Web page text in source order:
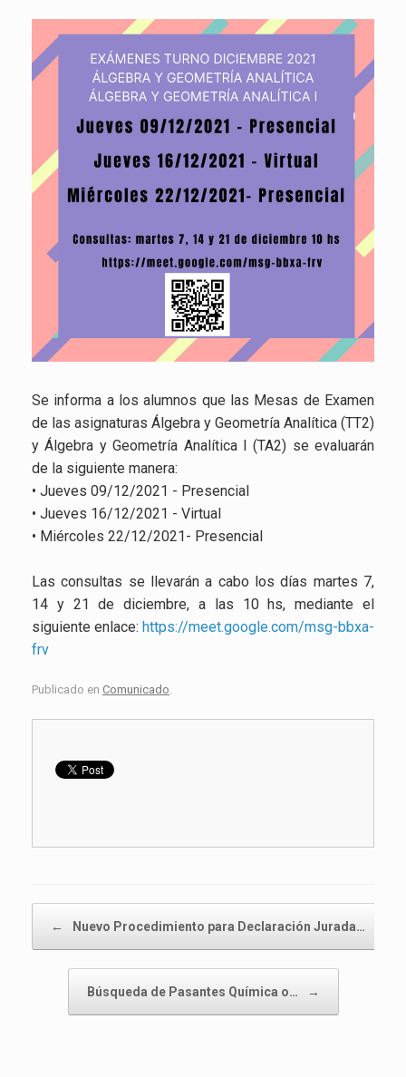
Se informa a los alumnos que las Mesas de Examen
de las asignaturas Álgebra y Geometría Analítica (TT2)
y Álgebra y Geometría Analítica I (TA2) se evaluarán
de la siguiente manera:
• Jueves 09/12/2021 - Presencial
• Jueves 16/12/2021 - Virtual
• Miércoles 22/12/2021- Presencial
Las consultas se llevarán a cabo los días martes 7,
14 y 21 de diciembre, a las 10 hs, mediante el
siguiente enlace: https://meet.google.com/msg-bbxa-
frv
Publicado en Comunicado
← Nuevo Procedimiento para Declaración Jurada…
Búsqueda de Pasantes Química o… →